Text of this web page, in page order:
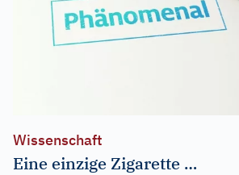
Wissenschaft
Eine einzige Zigarette …